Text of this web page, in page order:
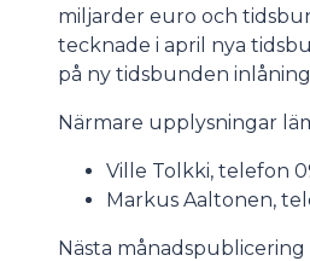
miljarder euro och
tecknade i april nya
på ny tidsbunden inlåning
Närmare upplysningar
Ville Tolkki, telefon
Markus Aaltonen,
Nästa månadspublicering